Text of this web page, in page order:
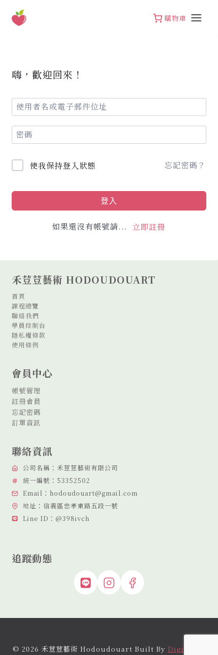
購物車
嗨，歡迎回來！
使我保持登入狀態 忘記密碼？
登入
如果還沒有帳號請... 立即註冊
禾荳荳藝術 HODOUDOUART
首頁
課程總覽
聯絡我們
學員控制台
隱私權條款
使用條例
會員中心
帳號管理
註冊會員
忘記密碼
訂單資訊
聯絡資訊
公司名稱：禾荳荳藝術有限公司
統一編號：53352502
Email：hodoudouart@gmail.com
地址：信義區忠孝東路五段一號
Line ID：@398ivch
追蹤動態
© 2026 禾荳荳藝術 Hodoudouart Built By Digital By